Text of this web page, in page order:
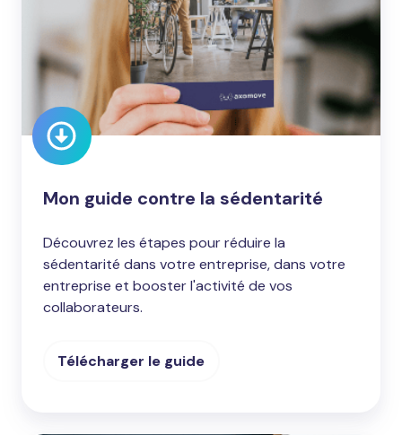
Mon guide contre la sédentarité
Découvrez les étapes pour réduire la
sédentarité dans votre entreprise, dans votre
entreprise et booster l'activité de vos
collaborateurs.
Télécharger le guide